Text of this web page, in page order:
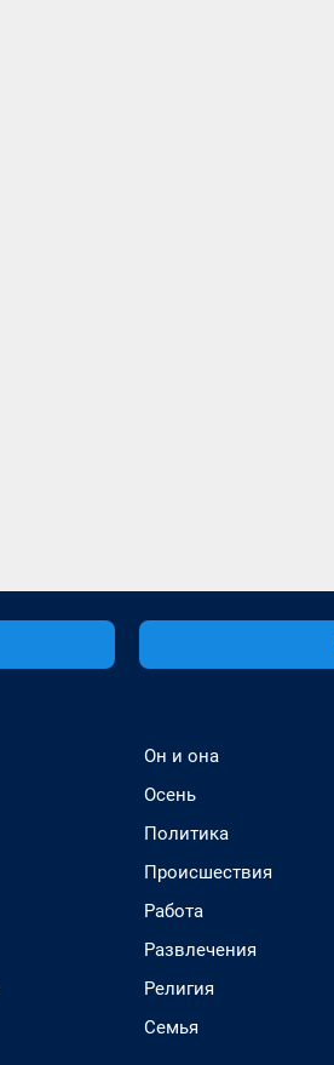
Он и она
Осень
Политика
Происшествия
Работа
Развлечения
Религия
Семья